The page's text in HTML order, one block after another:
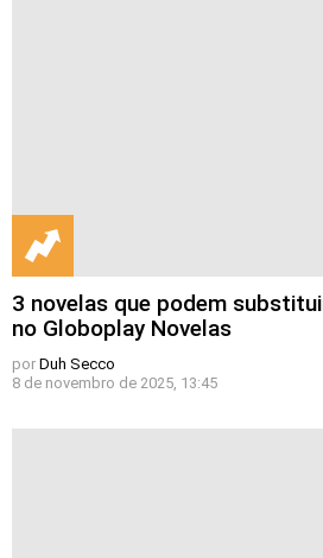
3 novelas que podem
no Globoplay Novelas
por Duh Secco
8 de novembro de 2025, 13:45